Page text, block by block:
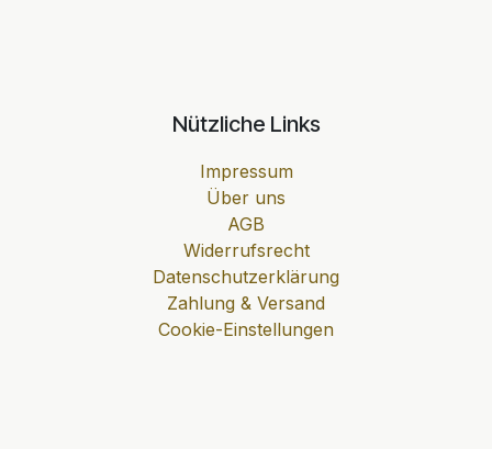
Nützliche Links
Impressum
Über uns
AGB
Widerrufsrecht
Datenschutzerklärung
Zahlung & Versand
Cookie-Einstellungen